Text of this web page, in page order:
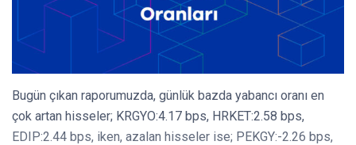
Bugün çıkan raporumuzda, günlük bazda yabancı oranı en
çok artan hisseler; KRGYO:4.17 bps, HRKET:2.58 bps,
EDIP:2.44 bps, iken, azalan hisseler ise; PEKGY:-2.26 bps,